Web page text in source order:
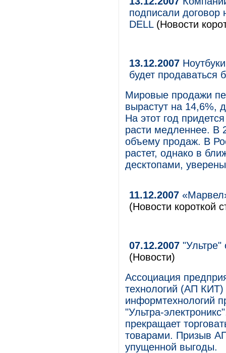
подписали договор
DELL(Новости
13.12.2007
будет
Мировые продажи
вырастут на 14,6%,
На этот год
расти медленнее. В
объему продаж. В
растет, однако в
десктопами,
11.12.2007
(Новости короткой
07.12.2007 "Ультре"
(Новости)
Ассоциация
технологий (АП КИТ)
информтехнологий
"Ультра-
прекращает
товарами. Призыв
упущенной выгоды.